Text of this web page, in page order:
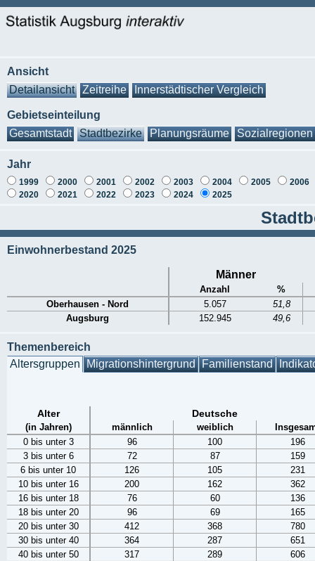
Ansicht
Detailansicht
Zeitreihe Innerstädtischer Vergleich
Gebietseinteilung
Gesamtstadt
Stadtbezirke Planungsräume Sozialregionen
Jahr
1999 2000 2001 2002 2003 2004 2005
2006
2020
2021 2022 2023 2024 2025
Einwohnerbestand 2025
Männer
Anzahl
%
Oberhausen - Nord
5.057
51,8
Augsburg
152.945 49,6
Themenbereich
Altersgruppen Migrationshintergrund Familienstand
Alter Deutsche
(in Jahren) männlich weiblich
0 bis unter 3
96 100
196
3 bis unter 6
72 87
159
6 bis unter 10
126 105
231
10 bis unter 16
200 162
362
16 bis unter 18
76 60
136
18 bis unter 20
96 69
165
20 bis unter 30
412 368
780
30 bis unter 40
364 287
651
40 bis unter 50
317 289
606